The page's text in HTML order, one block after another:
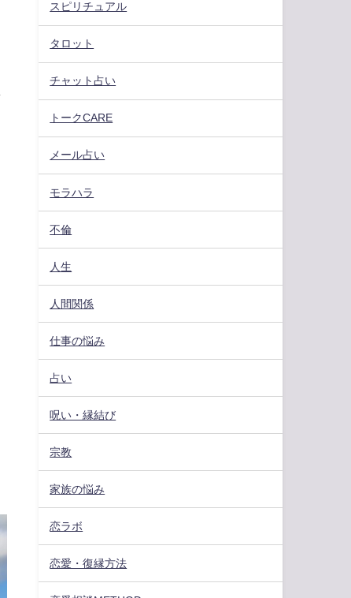
スピリチュアル
タロット
チャット占い
トークCARE
メール占い
モラハラ
不倫
人生
人間関係
仕事の悩み
占い
呪い・縁結び
宗教
家族の悩み
恋ラボ
恋愛・復縁方法